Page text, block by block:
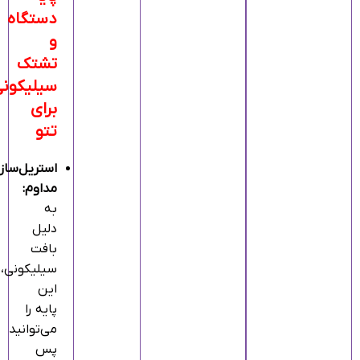
دستگاه
و
تشتک
برای
تتو
مداوم:
به
دلیل
بافت
سیلیکونی،
این
پایه را
می‌توانید
پس